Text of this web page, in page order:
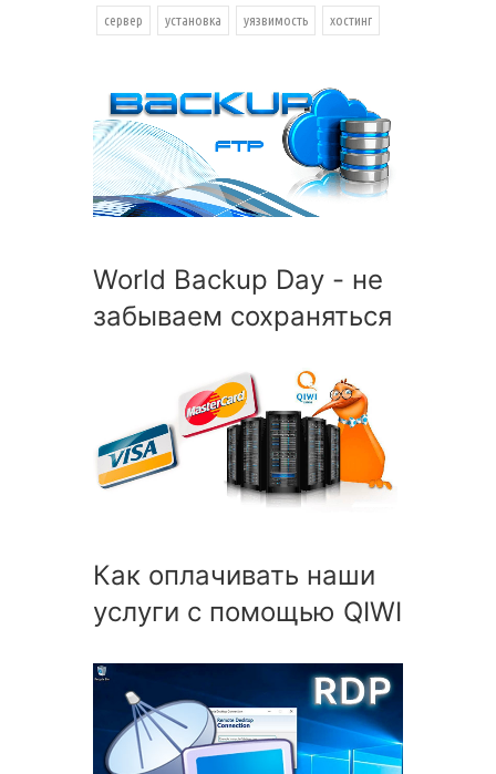
сервер установка уязвимость хостинг
World Backup Day - не
забываем сохраняться
Как оплачивать наши
услуги с помощью QIWI